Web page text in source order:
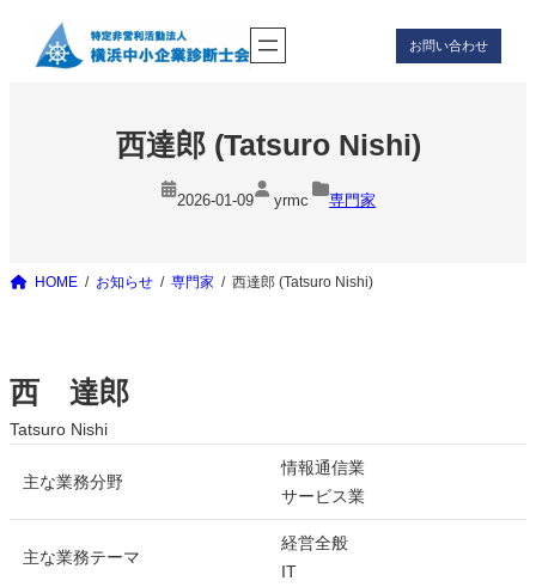
お問い合わせ
西達郎 (Tatsuro Nishi)
2026-01-09 yrmc 専門家
HOME お知らせ 専門家 西達郎 (Tatsuro Nishi)
西 達郎
Tatsuro Nishi
主な業務分野
情報通信業
サービス業
主な業務テーマ
経営全般
IT